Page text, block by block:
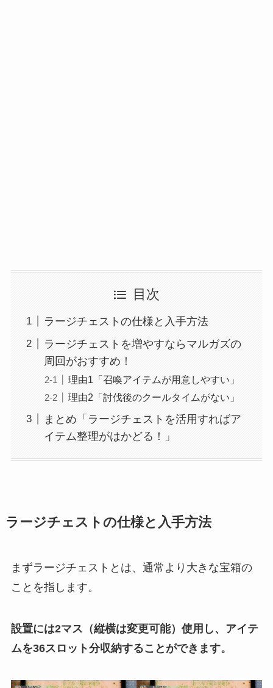
目次
ラージチェストの仕様と入手方法
ラージチェストを増やすならマルガズの
周回がおすすめ！
理由1「召喚アイテムが用意しやすい」
理由2「討伐後のクールタイムがない」
まとめ「ラージチェストを活用すればア
イテム整理がはかどる！」
ラージチェストの仕様と入手方法
まずラージチェストとは、通常より大きな宝箱の
ことを指します。
設置には2マス（縦横は変更可能）使用し、アイテ
ムを36スロット分収納することができます。